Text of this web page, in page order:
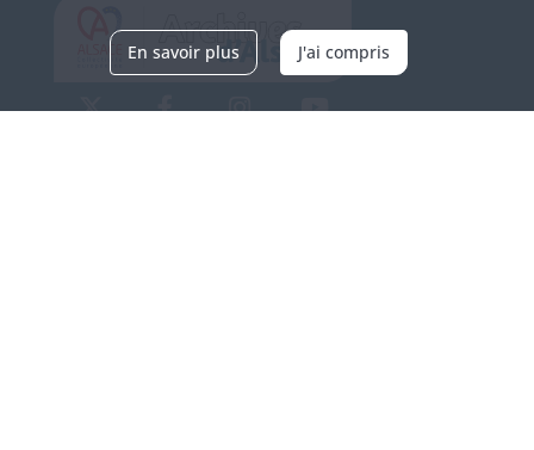
En savoir plus J'ai compris